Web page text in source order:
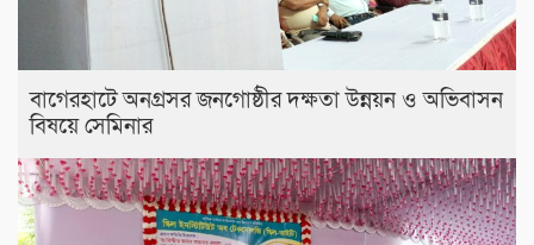
বাগেরহাটে অনগ্রসর জনগোষ্ঠীর দক্ষতা উন্নয়ন ও অভিবাসন
বিষয়ে সেমিনার